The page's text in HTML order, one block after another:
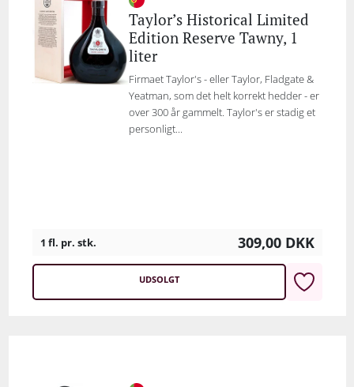
Taylor’s Historical Limited
Edition Reserve Tawny, 1
liter
Firmaet Taylor's - eller Taylor, Fladgate &
Yeatman, som det helt korrekt hedder - er
over 300 år gammelt. Taylor's er stadig et
personligt...
1 fl. pr. stk. 309,00 DKK
UDSOLGT